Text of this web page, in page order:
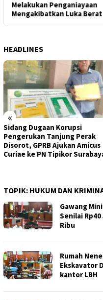
Melakukan Penganiayaan
Mengakibatkan Luka Berat
HEADLINES
«
Sidang Dugaan Korupsi
Pengerukan Tanjung Perak
Disorot, GPRB Ajukan Amicus
Curiae ke PN Tipikor
TOPIK: HUKUM DAN
Gawang
Senilai
Ribu
Rumah
Ekskavator
kantor LBH